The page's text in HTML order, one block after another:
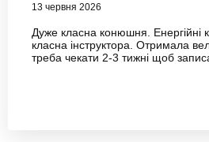
13 червня 2026
Дуже класна конюшня. Енергійні
класна інструктора. Отримала
треба чекати 2-3 тижні щоб